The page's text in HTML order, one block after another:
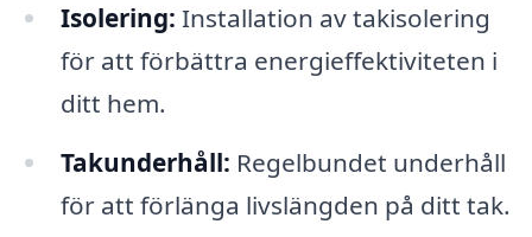
Isolering: Installation av takisolering
för att förbättra energieffektiviteten i
ditt hem.
Takunderhåll: Regelbundet underhåll
för att förlänga livslängden på ditt tak.